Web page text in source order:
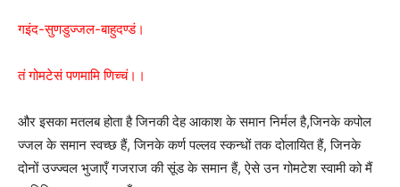
गइंद-सुणडुज्जल-बाहुदण्डं।
तं गोमटेसं पणमामि णिच्चं।।
और इसका मतलब होता है जिनकी देह आकाश के समान निर्मल है,जिनके कपोल
ज्जल के समान स्वच्छ हैं, जिनके कर्ण पल्लव स्कन्धों तक दोलायित हैं, जिनके
दोनों उज्ज्वल भुजाएँ गजराज की सूंड के समान हैं, ऐसे उन गोमटेश स्वामी को मैं